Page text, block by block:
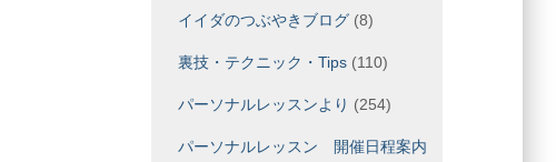
イイダのつぶやきブログ(8)
裏技・テクニック・Tips(110)
パーソナルレッスンより (254)
パーソナルレッスン 開催日程案内